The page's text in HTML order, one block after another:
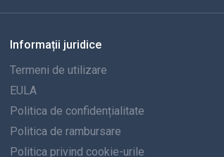
Informații juridice
Termeni de utilizare
EULA
Politica de confidențialitate
Politica de rambursare
Politica privind cookie-urile